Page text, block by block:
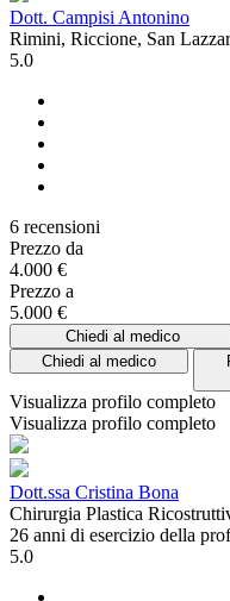
Dott. Campisi Antonino
Rimini, Riccione, San
5.0
6 recensioni
Prezzo da
4.000 €
Prezzo a
5.000 €
Chiedi al medico
Chiedi al medico
Visualizza profilo completo
Visualizza profilo completo
Dott.ssa Cristina Bona
Chirurgia Plastica
26 anni di esercizio della
5.0